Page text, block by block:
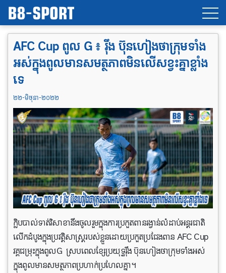
AFC Cup ពូល​ G ៖ រ៉ឹង ប៊ុនហៀងថាក្រុមទាំង
អស់​ក្នុងពូលមាន​សមត្ថភាពមិនលើសខ្វះគ្នាខ្លាំង
ទេ
២២-មិថុនា-២០២២
ក្លិបបាល់​ទាត់​វិសាខា​នឹង​ចូលរួមក្នុងការ​ប្រកួតពានរង្វាន់លំដាប់អន្តរជាតិ
លើកដំបូងក្នុង​ប្រវត្តិសាស្រ្តរបស់ខ្លួន​ដោយ​ប្រកួតប្រជែងពាន AFC Cup
វគ្គជម្រុះក្នុងពូល​G ស្រប​ពេល​ខ្សែប្រយុទ្ធរ៉ឹង ប៊ុនហៀង​ថា​ក្រុមទាំងអស់
ក្នុងពូលមាន​សមត្ថភាពប្រហាក់ប្រហែលគ្នា។